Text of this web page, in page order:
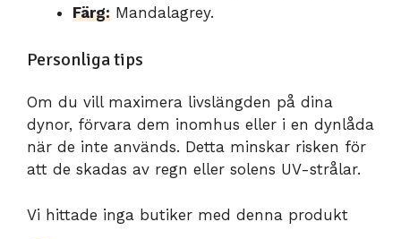
Färg: Mandalagrey.
Personliga tips
Om du vill maximera livslängden på dina
dynor, förvara dem inomhus eller i en dynlåda
när de inte används. Detta minskar risken för
att de skadas av regn eller solens UV-strålar.
Vi hittade inga butiker med denna produkt